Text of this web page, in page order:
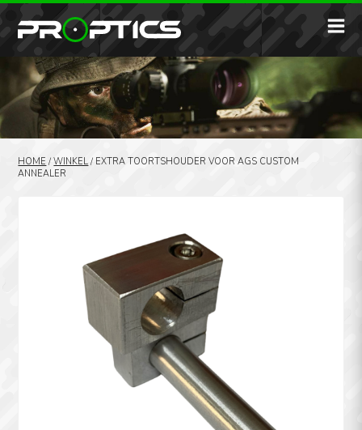
HOME /WINKEL / EXTRA TOORTSHOUDER VOOR AGS CUSTOM
ANNEALER